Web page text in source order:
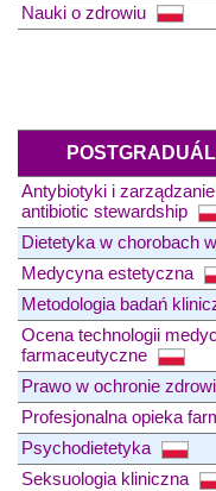
Nauki o zdrowiu
Antybiotyki i
antibiotic stewardship
Dietetyka w chorobach
Medycyna estetyczna
Metodologia badań
Ocena technologii
farmaceutyczne
Prawo w ochronie
Profesjonalna opieka
Psychodietetyka
Seksuologia kliniczna